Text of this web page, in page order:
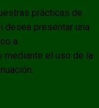
prácticas de
desea presentar una
a
mediante el uso de la